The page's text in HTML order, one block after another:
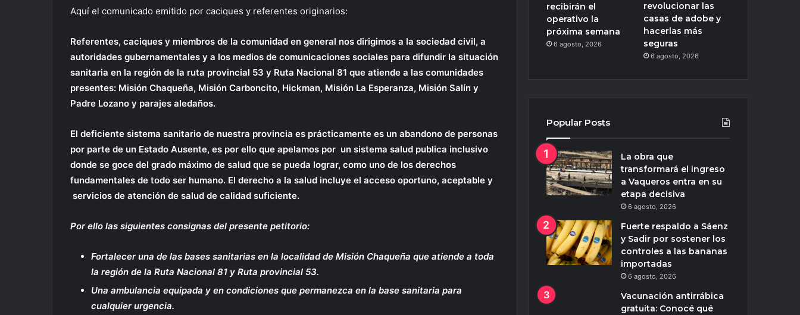
Aquí el comunicado emitido por caciques y referentes originarios:
Referentes, caciques y miembros de la comunidad en general nos dirigimos a la sociedad civil, a
autoridades gubernamentales y a los medios de comunicaciones sociales para difundir la situación
sanitaria en la región de la ruta provincial 53 y Ruta Nacional 81 que atiende a las comunidades
presentes: Misión Chaqueña, Misión Carboncito, Hickman, Misión La Esperanza, Misión Salín y
Padre Lozano y parajes aledaños.
El deficiente sistema sanitario de nuestra provincia es prácticamente es un abandono de personas
por parte de un Estado Ausente, es por ello que apelamos por un sistema salud publica inclusivo
donde se goce del grado máximo de salud que se pueda lograr, como uno de los derechos
fundamentales de todo ser humano. El derecho a la salud incluye el acceso oportuno, aceptable y
servicios de atención de salud de calidad suficiente.
Por ello las siguientes consignas del presente petitorio:
Fortalecer una de las bases sanitarias en la localidad de Misión Chaqueña que atiende a toda
la región de la Ruta Nacional 81 y Ruta provincial 53.
Una ambulancia equipada y en condiciones que permanezca en la base sanitaria para
cualquier urgencia.
recibirán el
operativo la
próxima semana
6 agosto, 2026
revolucionar las
casas de adobe y
hacerlas más
seguras
6 agosto, 2026
Popular Posts
La obra que
transformará el ingreso
a Vaqueros entra en su
etapa decisiva
6 agosto, 2026
Fuerte respaldo a Sáenz
y Sadir por sostener los
controles a las bananas
importadas
6 agosto, 2026
Vacunación antirrábica
gratuita: Conocé qué